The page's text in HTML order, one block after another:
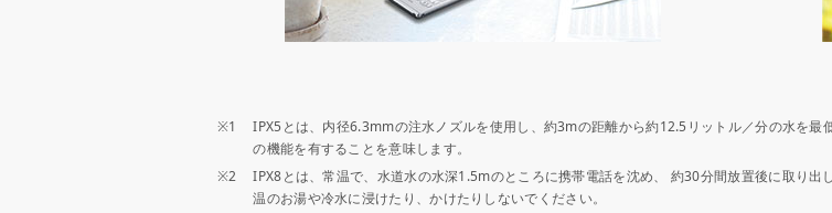
※1
IPX5とは、内径6.3mmの注水ノズルを使用し、約3mの距離から約12.5リットル／分の水を
の機能を有することを意味します。
※2
IPX8とは、常温で、水道水の水深1.5mのところに携帯電話を沈め、 約30分間放置後に取り
温のお湯や冷水に浸けたり、かけたりしないでください。